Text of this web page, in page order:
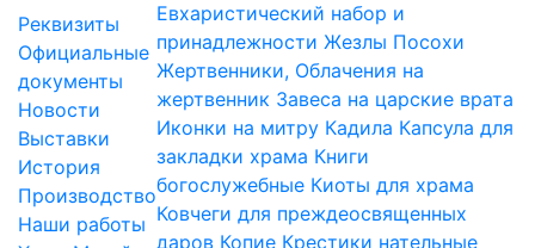
Реквизиты
Официальные
документы
Новости
Выставки
История
Производство
Наши работы
Евхаристический набор и
принадлежности Жезлы Посохи
Жертвенники, Облачения на
жертвенник Завеса на царские врата
Иконки на митру Кадила Капсула для
закладки храма Книги
богослужебные Киоты для храма
Ковчеги для преждеосвященных
даров Копие Крестики нательные